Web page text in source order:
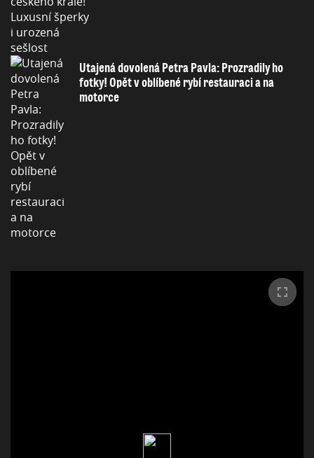
Utajená dovolená Petra Pavla: Prozradily ho
fotky! Opět v oblíbené rybí restauraci a na
motorce